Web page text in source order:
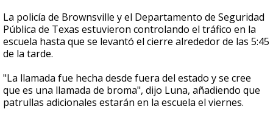
La policía de Brownsville y el Departamento de Seguridad
Pública de Texas estuvieron controlando el tráfico en la
escuela hasta que se levantó el cierre alrededor de las 5:45
de la tarde.
"La llamada fue hecha desde fuera del estado y se cree
que es una llamada de broma", dijo Luna, añadiendo que
patrullas adicionales estarán en la escuela el viernes.